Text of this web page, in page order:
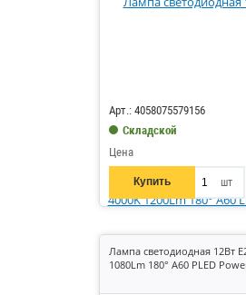
Арт.: 4058075579156
Складской
Цена
Купить шт
Лампа светодиодная 12Вт
1080Lm 180° A60 PLED